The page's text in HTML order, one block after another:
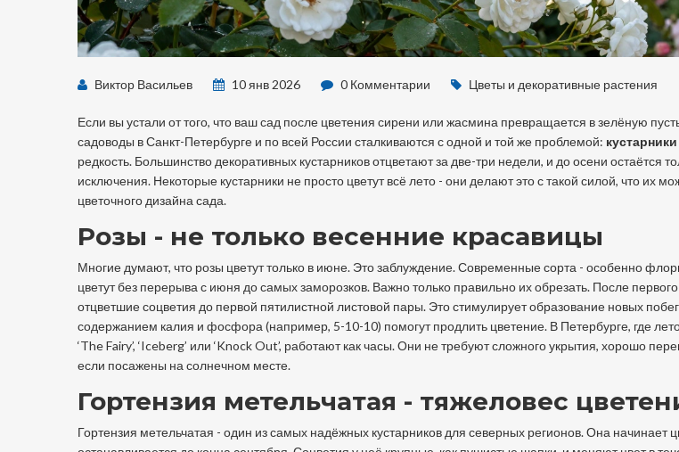
Виктор Васильев 10 янв 2026 0 Комментарии Цветы и декоративные растения
Если вы устали от того, что ваш сад после цветения сирени или жасмина превращается в зелёную
садоводы в Санкт-Петербурге и по всей России сталкиваются с одной и той же проблемой:
редкость. Большинство декоративных кустарников отцветают за две-три недели, и до осени остаётся
исключения. Некоторые кустарники не просто цветут всё лето - они делают это с такой силой, что их
цветочного дизайна сада.
Розы - не только весенние красавицы
Многие думают, что розы цветут только в июне. Это заблуждение. Современные сорта - особенно
цветут без перерыва с июня до самых заморозков. Важно только правильно их обрезать. После
отцветшие соцветия до первой пятилистной листовой пары. Это стимулирует образование новых
содержанием калия и фосфора (например, 5-10-10) помогут продлить цветение. В Петербурге, где лето
‘The Fairy’, ‘Iceberg’ или ‘Knock Out’, работают как часы. Они не требуют сложного укрытия, хорошо
если посажены на солнечном месте.
Гортензия метельчатая - тяжеловес
Гортензия метельчатая - один из самых надёжных кустарников для северных регионов. Она начинает